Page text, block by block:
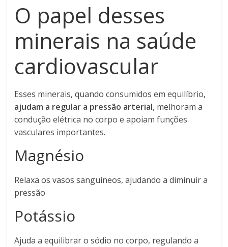
O papel desses
minerais na saúde
cardiovascular
Esses minerais, quando consumidos em equilíbrio,
ajudam a regular a pressão arterial, melhoram a
condução elétrica no corpo e apoiam funções
vasculares importantes.
Magnésio
Relaxa os vasos sanguíneos, ajudando a diminuir a
pressão
Potássio
Ajuda a equilibrar o sódio no corpo, regulando a